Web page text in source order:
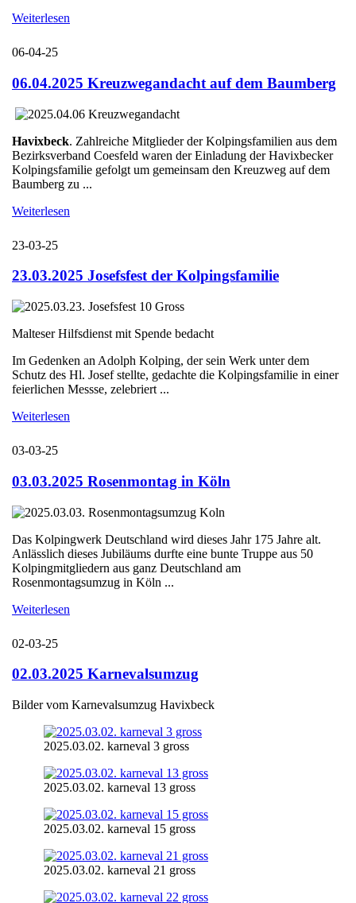
Weiterlesen
06-04-25
06.04.2025 Kreuzwegandacht auf dem Baumberg
Havixbeck. Zahlreiche Mitglieder der Kolpingsfamilien aus dem
Bezirksverband Coesfeld waren der Einladung der Havixbecker
Kolpingsfamilie gefolgt um gemeinsam den Kreuzweg auf dem
Baumberg zu ...
Weiterlesen
23-03-25
23.03.2025 Josefsfest der Kolpingsfamilie
Malteser Hilfsdienst mit Spende bedacht
Im Gedenken an Adolph Kolping, der sein Werk unter dem
Schutz des Hl. Josef stellte, gedachte die Kolpingsfamilie in einer
feierlichen Messse, zelebriert ...
Weiterlesen
03-03-25
03.03.2025 Rosenmontag in Köln
Das Kolpingwerk Deutschland wird dieses Jahr 175 Jahre alt.
Anlässlich dieses Jubiläums durfte eine bunte Truppe aus 50
Kolpingmitgliedern aus ganz Deutschland am
Rosenmontagsumzug in Köln ...
Weiterlesen
02-03-25
02.03.2025 Karnevalsumzug
Bilder vom Karnevalsumzug Havixbeck
2025.03.02. karneval 3 gross
2025.03.02. karneval 13 gross
2025.03.02. karneval 15 gross
2025.03.02. karneval 21 gross